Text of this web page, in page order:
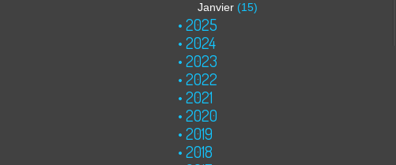
Janvier (15)
2025
2024
2023
2022
2021
2020
2019
2018